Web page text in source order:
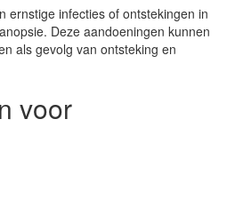
ernstige infecties of ontstekingen in
Deze aandoeningen kunnen
als gevolg van ontsteking en
voor